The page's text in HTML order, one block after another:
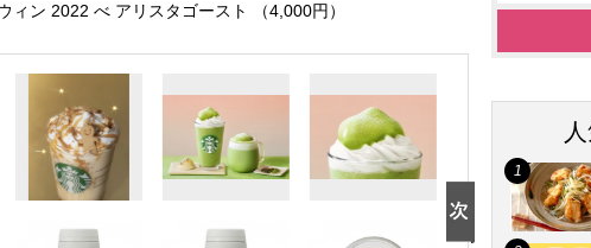
ィン 2022 べ アリスタゴースト （4,000円）